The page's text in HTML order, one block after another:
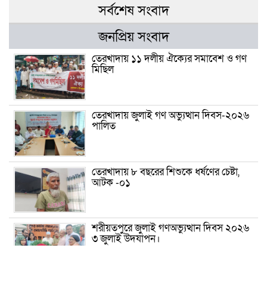
সর্বশেষ সংবাদ
জনপ্রিয় সংবাদ
তেরখাদায় ১১ দলীয় ঐক্যের সমাবেশ ও গণ
মিছিল
তেরখাদায় জুলাই গণ অভ্যুত্থান দিবস-২০২৬
পালিত
তেরখাদায় ৮ বছরের শিশুকে ধর্ষণের চেষ্টা,
আটক -০১
শরীয়তপুরে জুলাই গণঅভ্যুত্থান দিবস ২০২৬
৩ জুলাই উদযাপন।